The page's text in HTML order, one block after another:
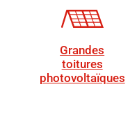
Grandes
toitures
photovoltaïques